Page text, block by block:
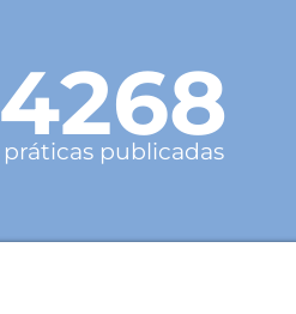
4268
práticas publicadas